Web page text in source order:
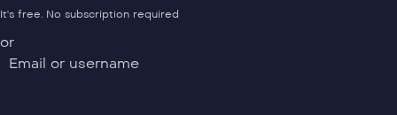
It's free. No subscription required
or
Email or username